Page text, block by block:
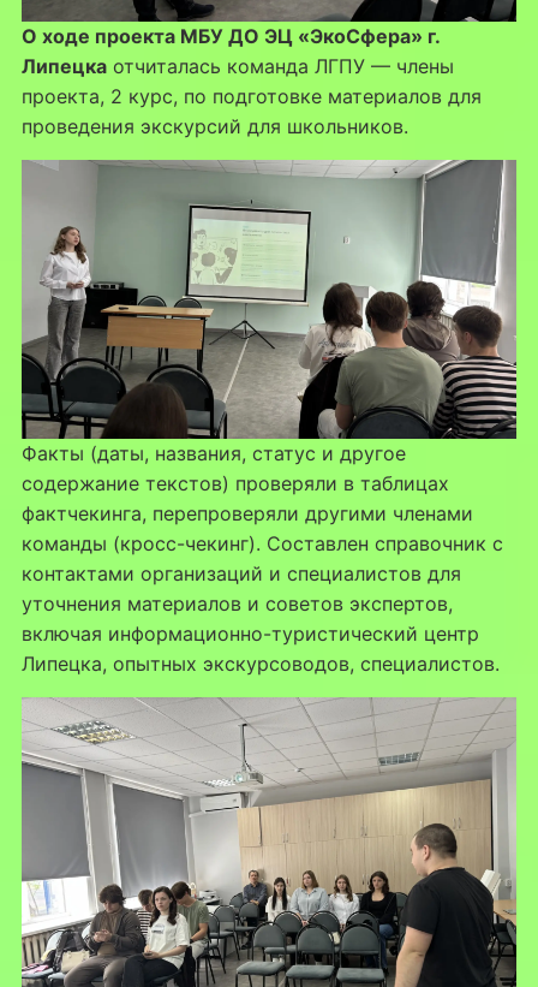
О ходе проекта МБУ ДО ЭЦ «ЭкоСфера» г.
Липецкаотчиталась команда ЛГПУ — члены
проекта, 2 курс, по подготовке материалов для
проведения экскурсий для школьников.
Факты (даты, названия, статус и другое
содержание текстов) проверяли в таблицах
фактчекинга, перепроверяли другими членами
команды (кросc-чекинг). Составлен справочник с
контактами организаций и специалистов для
уточнения материалов и советов экспертов,
включая информационно-туристический центр
Липецка, опытных экскурсоводов, специалистов.